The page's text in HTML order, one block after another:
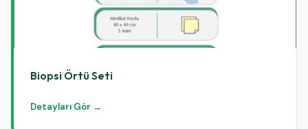
Biopsi Örtü Seti
Detayları Gör →